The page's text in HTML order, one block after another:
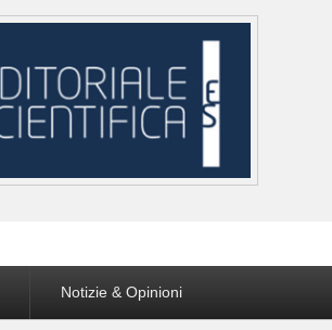
Notizie & Opinioni